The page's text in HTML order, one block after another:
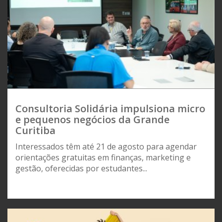
Consultoria Solidária impulsiona micro
e pequenos negócios da Grande
Curitiba
Interessados têm até 21 de agosto para agendar
orientações gratuitas em finanças, marketing e
gestão, oferecidas por estudantes...